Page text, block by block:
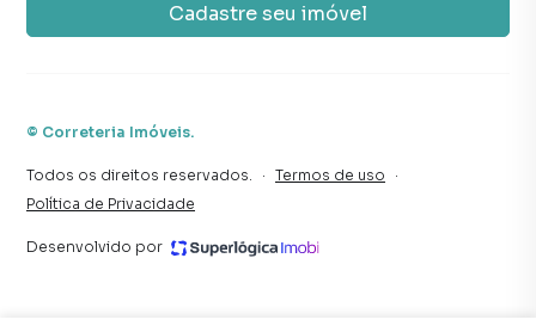
Cadastre seu imóvel
© Correteria Imóveis.
Todos os direitos reservados. · Termos de uso
·
Política de Privacidade
Desenvolvido por